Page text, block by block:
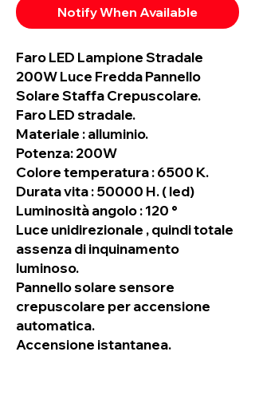
Notify When Available
Faro LED Lampione Stradale
200W Luce Fredda Pannello
Solare Staffa Crepuscolare.
Faro LED stradale.
Materiale : alluminio.
Potenza: 200W
Colore temperatura : 6500 K.
Durata vita : 50000 H. ( led)
Luminosità angolo : 120 °
Luce unidirezionale , quindi totale
assenza di inquinamento
luminoso.
Pannello solare sensore
crepuscolare per accensione
automatica.
Accensione istantanea.